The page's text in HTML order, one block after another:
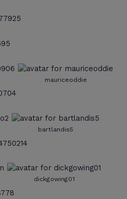
mauriceoddie
bartlandis5
dickgowing01